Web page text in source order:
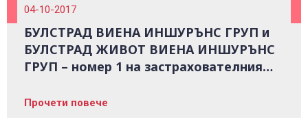
04-10-2017
БУЛСТРАД ВИЕНА ИНШУРЪНС ГРУП и
БУЛСТРАД ЖИВОТ ВИЕНА ИНШУРЪНС
ГРУП – номер 1 на застрахователния
Прочети повече